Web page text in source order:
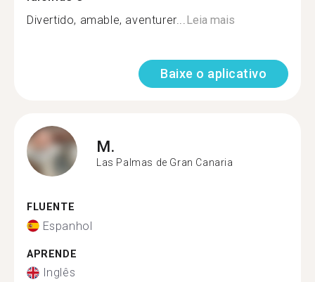
Divertido, amable, aventurer...Leia mais
Baixe o aplicativo
M.
Las Palmas de Gran Canaria
FLUENTE
Espanhol
APRENDE
Inglês